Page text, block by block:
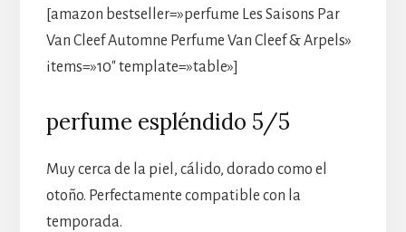
[amazon bestseller=»perfume Les Saisons Par
Van Cleef Automne Perfume Van Cleef & Arpels»
items=»10″ template=»table»]
perfume espléndido 5/5
Muy cerca de la piel, cálido, dorado como el
otoño. Perfectamente compatible con la
temporada.